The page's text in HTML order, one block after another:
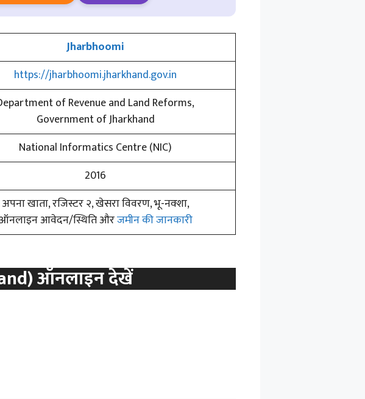
Jharbhoomi
https://jharbhoomi.jharkhand.gov.in
of Revenue and Land Reforms,
Government of Jharkhand
National Informatics Centre (NIC)
2016
अपना खाता, रजिस्टर २, खेसरा विवरण, भू-नक्शा,
आवेदन/स्थिति औरजमीन की जानकारी
ऑनलाइनदेखें